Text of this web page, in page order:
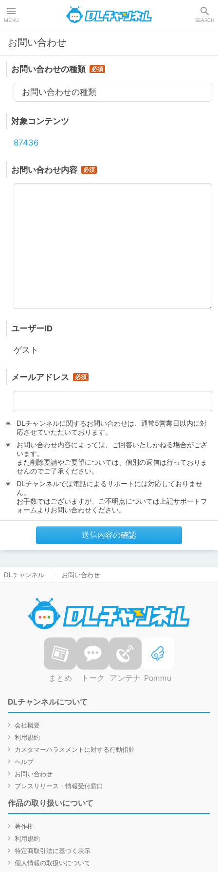
MENU SEARCH
お問い合わせ
お問い合わせの種類
お問い合わせの種類
対象コンテンツ
87436
お問い合わせ内容
ユーザーID
ゲスト
メールアドレス
DLチャンネルに関するお問い合わせは、通常5営業日以内に対
応させていただいております。
お問い合わせ内容によっては、ご回答いたしかねる場合がござ
います。
また削除要請やご要望については、個別の返信は行っておりま
せんのでご了承ください。
DLチャンネルでは電話によるサポートには対応しておりませ
ん。
お手数ではございますが、ご不明点については上記サポートフ
ォームよりお問い合わせください。
送信内容の確認
DLチャンネル お問い合わせ
まとめ トーク アンテナ Pommu
DLチャンネルについて
会社概要
利用規約
カスタマーハラスメントに対する行動指針
ヘルプ
お問い合わせ
プレスリリース・情報受付窓口
作品の取り扱いについて
著作権
利用規約
特定商取引法に基づく表示
個人情報の取扱いについて